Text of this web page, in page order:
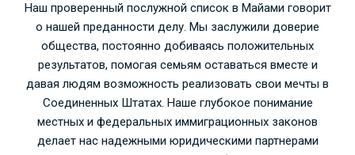
Наш проверенный послужной список в Майами говорит
о нашей преданности делу. Мы заслужили доверие
общества, постоянно добиваясь положительных
результатов, помогая семьям оставаться вместе и
давая людям возможность реализовать свои мечты в
Соединенных Штатах. Наше глубокое понимание
местных и федеральных иммиграционных законов
делает нас надежными юридическими партнерами